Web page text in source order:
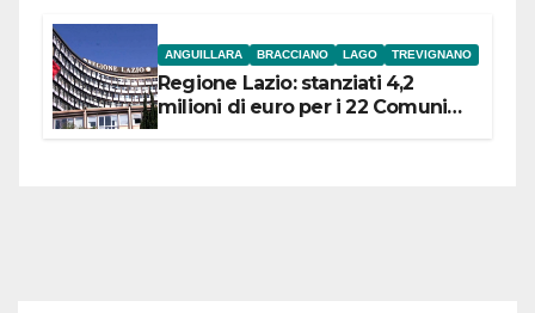
ANGUILLARA BRACCIANO LAGO TREVIGNANO
Regione Lazio: stanziati 4,2
milioni di euro per i 22 Comuni